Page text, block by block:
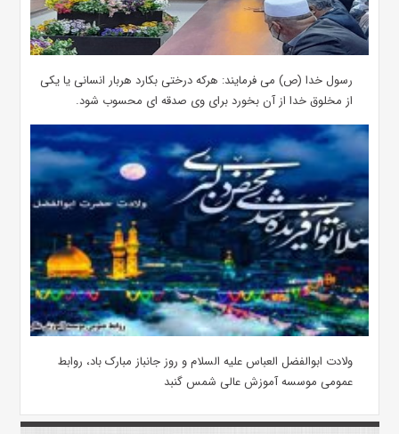
رسول خدا (ص) می فرمایند: هرکه درختی بکارد هربار انسانی یا یکی
از مخلوق خدا از آن بخورد برای وی صدقه ای محسوب شود.
ولادت ابوالفضل العباس علیه السلام و روز جانباز مبارک باد، روابط
عمومی موسسه آموزش عالی شمس گنبد